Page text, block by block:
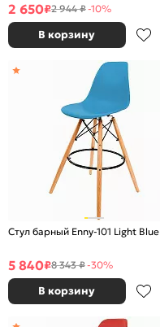
2 650₽2 944 ₽-10%
В корзину
Стул барный Enny-101 Light Blue
5 840₽8 343 ₽-30%
В корзину